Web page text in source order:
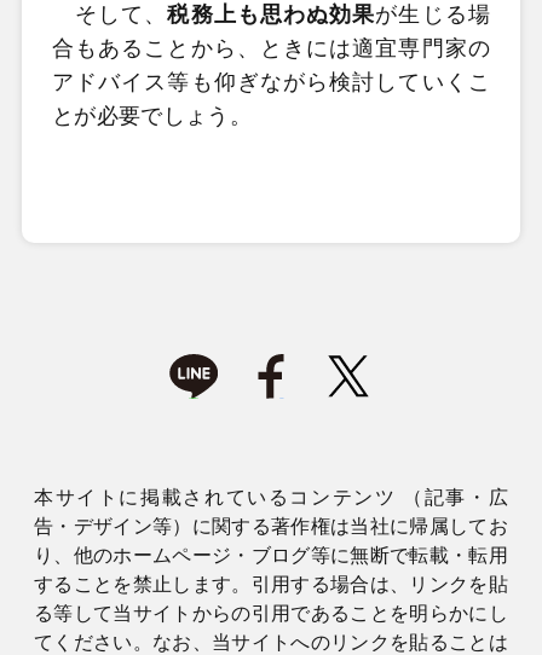
そして、税務上も思わぬ効果が生じる場
合もあることから、ときには適宜専門家の
アドバイス等も仰ぎながら検討していくこ
とが必要でしょう。
本サイトに掲載されているコンテンツ （記事・広
告・デザイン等）に関する著作権は当社に帰属してお
り、他のホームページ・ブログ等に無断で転載・転用
することを禁止します。引用する場合は、リンクを貼
る等して当サイトからの引用であることを明らかにし
てください。なお、当サイトへのリンクを貼ることは